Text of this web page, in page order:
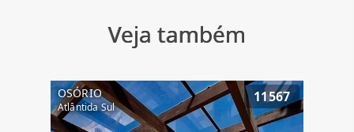
Veja também
OSÓRIO
Atlântida Sul
11567